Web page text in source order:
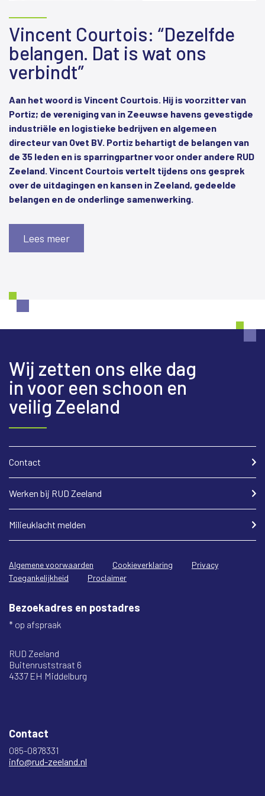
Vincent Courtois: “Dezelfde
belangen. Dat is wat ons
verbindt”
Aan het woord is Vincent Courtois. Hij is voorzitter van
Portiz; de vereniging van in Zeeuwse havens gevestigde
industriële en logistieke bedrijven en algemeen
directeur van Ovet BV. Portiz behartigt de belangen van
de 35 leden en is sparringpartner voor onder andere RUD
Zeeland. Vincent Courtois vertelt tijdens ons gesprek
over de uitdagingen en kansen in Zeeland, gedeelde
belangen en de onderlinge samenwerking.
Lees meer
Wij zetten ons elke dag
in voor een schoon en
veilig Zeeland
Contact
Werken bij RUD Zeeland
Milieuklacht melden
Algemene voorwaarden Cookieverklaring
Privacy
Toegankelijkheid
Proclaimer
Bezoekadres en postadres
* op afspraak
RUD Zeeland
Buitenruststraat 6
4337 EH Middelburg
Contact
085-0878331
info@rud-zeeland.nl